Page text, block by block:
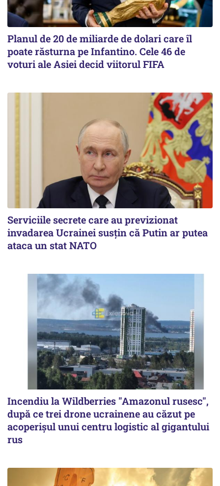
Planul de 20 de miliarde de dolari care îl
poate răsturna pe Infantino. Cele 46 de
voturi ale Asiei decid viitorul FIFA
Serviciile secrete care au previzionat
invadarea Ucrainei susțin că Putin ar putea
ataca un stat NATO
Incendiu la Wildberries "Amazonul rusesc",
după ce trei drone ucrainene au căzut pe
acoperişul unui centru logistic al gigantului
rus